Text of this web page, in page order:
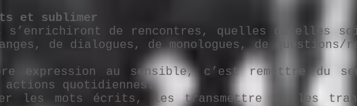
et sublimer
s’enrichiront de rencontres, quelles qu’elles
de dialogues, de monologues, de questions/
expression au sensible, c’est remettre du
quotidiennes.
les mots écrits, les transmettre et les